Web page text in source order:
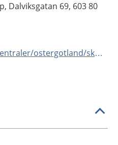
Dalviksgatan 69, 603 80
https://www.kry.se/vardcentraler/ostergotland/skarptorp/